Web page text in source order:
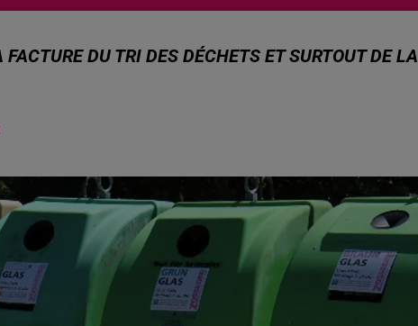
DU TRI DES DÉCHETS ET SURTOUT DE LA
20h00 - 22h00
Les hits de Canal FM